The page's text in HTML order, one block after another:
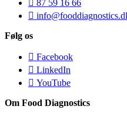
87 59 16 66
Følg os
Facebook
LinkedIn
YouTube
Om Food Diagnostics